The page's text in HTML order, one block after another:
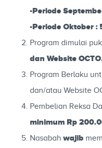
-Periode
-Periode Oktober :
Program dimulai
dan Website
Program Berlaku
dan/atau Website
Pembelian Reksa
minimum Rp
Nasabah wajib